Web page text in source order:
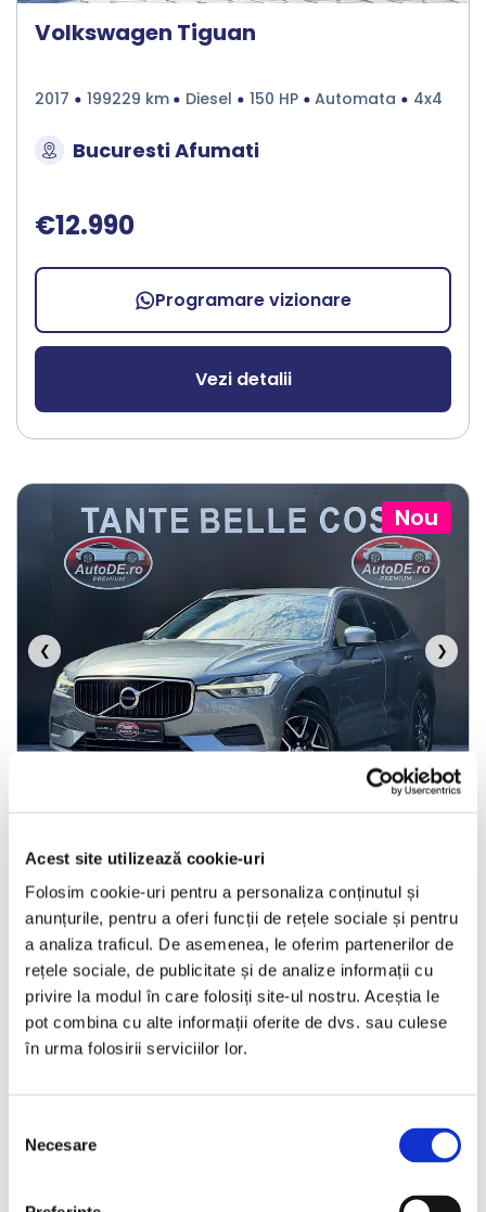
Acest site utilizează cookie-uri
Folosim cookie-uri pentru a personaliza conținutul și
anunțurile, pentru a oferi funcții de rețele sociale și pentru
a analiza traficul. De asemenea, le oferim partenerilor de
rețele sociale, de publicitate și de analize informații cu
privire la modul în care folosiți site-ul nostru. Aceștia le
pot combina cu alte informații oferite de dvs. sau culese
în urma folosirii serviciilor lor.
consimțământului
Necesare
Volkswagen Tiguan
2017 199229 km Diesel 150 HP Automata 4x4
Bucuresti Afumati
€12.990
Programare vizionare
Vezi detalii
Nou
❮ ❯
Volvo XC 60
2018 164950 km Diesel 190 HP Automata
Bucuresti Otopeni
€19.990